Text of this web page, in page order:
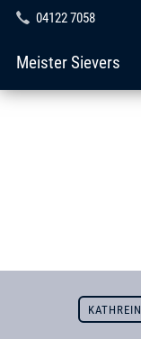
04122 7058
Meister Sievers
KATHREIN